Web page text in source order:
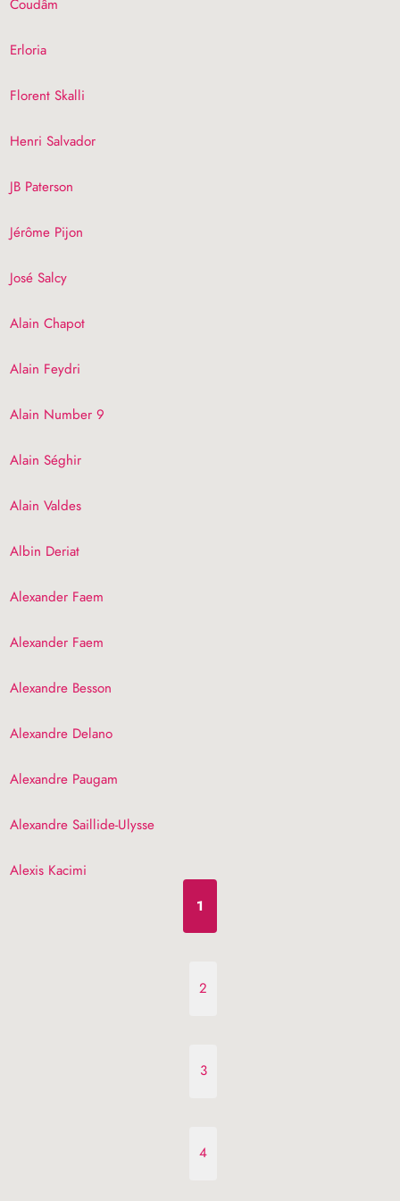
Coudâm
Erloria
Florent Skalli
Henri Salvador
JB Paterson
Jérôme Pijon
José Salcy
Alain Chapot
Alain Feydri
Alain Number 9
Alain Séghir
Alain Valdes
Albin Deriat
Alexander Faem
Alexander Faem
Alexandre Besson
Alexandre Delano
Alexandre Paugam
Alexandre Saillide-Ulysse
Alexis Kacimi
1
2
3
4